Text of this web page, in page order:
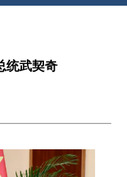
统武契奇